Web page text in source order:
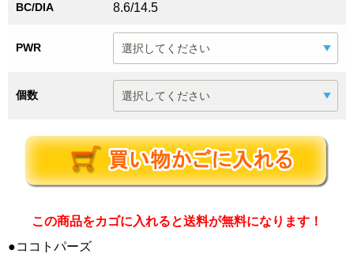
BC/DIA 8.6/14.5
PWR
個数
この商品をカゴに入れると送料が無料になります！
●ココトパーズ